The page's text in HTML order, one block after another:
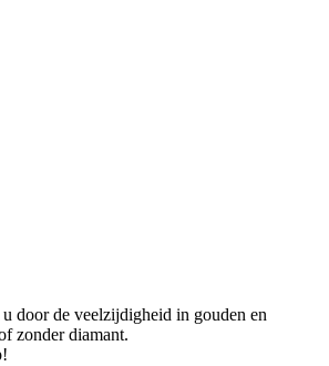
door de veelzijdigheid in gouden en
zonder diamant.